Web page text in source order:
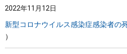
2022年11月12日
新型コロナウイルス感染症感染者の